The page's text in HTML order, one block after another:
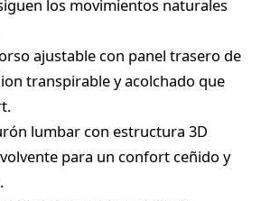
los movimientos naturales
ajustable con panel trasero de
transpirable y acolchado que
lumbar con estructura 3D
para un confort ceñido y